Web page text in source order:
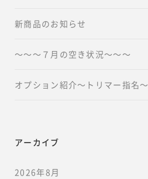
新商品のお知らせ
～～～７月の空き状況～～～
オプション紹介～トリマー指名～
アーカイブ
2026年8月